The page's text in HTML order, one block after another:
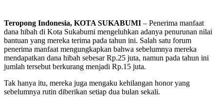
Teropong Indonesia, KOTA SUKABUMI – Penerima manfaat
dana hibah di Kota Sukabumi mengeluhkan adanya penurunan nilai
bantuan yang mereka terima pada tahun ini. Salah satu forum
penerima manfaat mengungkapkan bahwa sebelumnya mereka
mendapatkan dana hibah sebesar Rp.25 juta, namun pada tahun ini
jumlah tersebut berkurang menjadi Rp.15 juta.
Tak hanya itu, mereka juga mengaku kehilangan honor yang
sebelumnya rutin diberikan setiap dua bulan sekali.